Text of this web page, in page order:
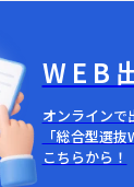
WEB
オンラインで
「総合型選
こちらから！